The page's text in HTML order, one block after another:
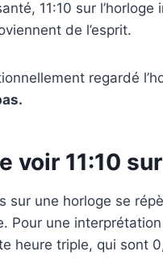
11:10 sur
de l’esprit.
regardé
voir 11:10
sur une horloge se
Pour une
heure triple, qui sont